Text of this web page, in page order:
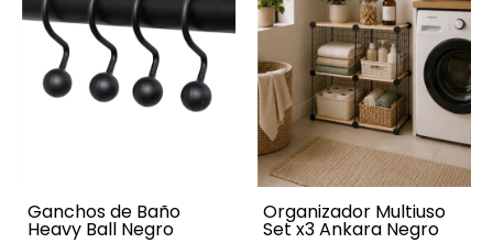
Ganchos de Baño
Heavy Ball Negro
Organizador Multiuso
Set x3 Ankara Negro